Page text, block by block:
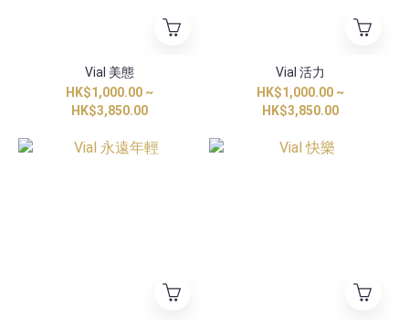
Vial 美態
HK$1,000.00 ~
HK$3,850.00
Vial 活力
HK$1,000.00 ~
HK$3,850.00